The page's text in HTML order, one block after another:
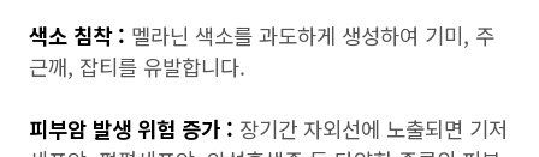
색소 침착 : 멜라닌 색소를 과도하게 생성하여 기미, 주
근깨, 잡티를 유발합니다.
피부암 발생 위험 증가 : 장기간 자외선에 노출되면 기저